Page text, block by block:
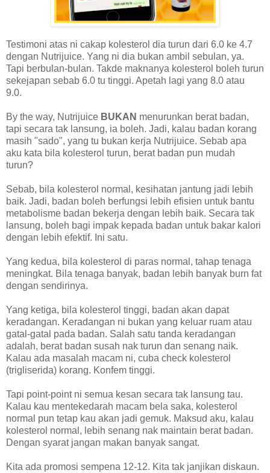
Testimoni atas ni cakap kolesterol dia turun dari 6.0 ke 4.7
dengan Nutrijuice. Yang ni dia bukan ambil sebulan, ya.
Tapi berbulan-bulan. Takde maknanya kolesterol boleh turun
sekejapan sebab 6.0 tu tinggi. Apetah lagi yang 8.0 atau
9.0.
By the way, Nutrijuice BUKAN menurunkan berat badan,
tapi secara tak lansung, ia boleh. Jadi, kalau badan korang
masih "sado", yang tu bukan kerja Nutrijuice. Sebab apa
aku kata bila kolesterol turun, berat badan pun mudah
turun?
Sebab, bila kolesterol normal, kesihatan jantung jadi lebih
baik. Jadi, badan boleh berfungsi lebih efisien untuk bantu
metabolisme badan bekerja dengan lebih baik. Secara tak
lansung, boleh bagi impak kepada badan untuk bakar kalori
dengan lebih efektif. Ini satu.
Yang kedua, bila kolesterol di paras normal, tahap tenaga
meningkat. Bila tenaga banyak, badan lebih banyak burn fat
dengan sendirinya.
Yang ketiga, bila kolesterol tinggi, badan akan dapat
keradangan. Keradangan ni bukan yang keluar ruam atau
gatal-gatal pada badan. Salah satu tanda keradangan
adalah, berat badan susah nak turun dan senang naik.
Kalau ada masalah macam ni, cuba check kolesterol
(trigliserida) korang. Konfem tinggi.
Tapi point-point ni semua kesan secara tak lansung tau.
Kalau kau mentekedarah macam bela saka, kolesterol
normal pun tetap kau akan jadi gemuk. Maksud aku, kalau
kolesterol normal, lebih senang nak maintain berat badan.
Dengan syarat jangan makan banyak sangat.
Kita ada promosi sempena 12-12. Kita tak janjikan diskaun.